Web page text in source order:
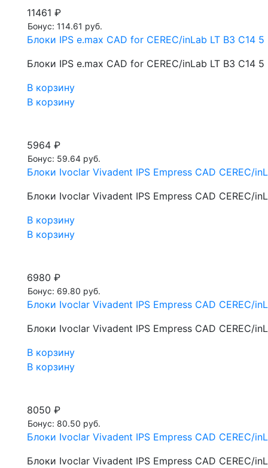
11461 ₽
Бонус: 114.61 руб.
Блоки IPS e.max CAD for CEREC/inLab LT B3 С14 5
Блоки IPS e.max CAD for CEREC/inLab LT B3 С14 5
В корзину
В корзину
5964 ₽
Бонус: 59.64 руб.
Блоки Ivoclar Vivadent IPS Empress CAD CEREC/
Блоки Ivoclar Vivadent IPS Empress CAD CEREC/
В корзину
В корзину
6980 ₽
Бонус: 69.80 руб.
Блоки Ivoclar Vivadent IPS Empress CAD CEREC/
Блоки Ivoclar Vivadent IPS Empress CAD CEREC/
В корзину
В корзину
8050 ₽
Бонус: 80.50 руб.
Блоки Ivoclar Vivadent IPS Empress CAD CEREC/
Блоки Ivoclar Vivadent IPS Empress CAD CEREC/